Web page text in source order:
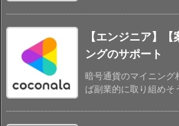
【エンジニア】
ングのサポート
暗号通貨のマイニング
ば副業的に取り組めそ